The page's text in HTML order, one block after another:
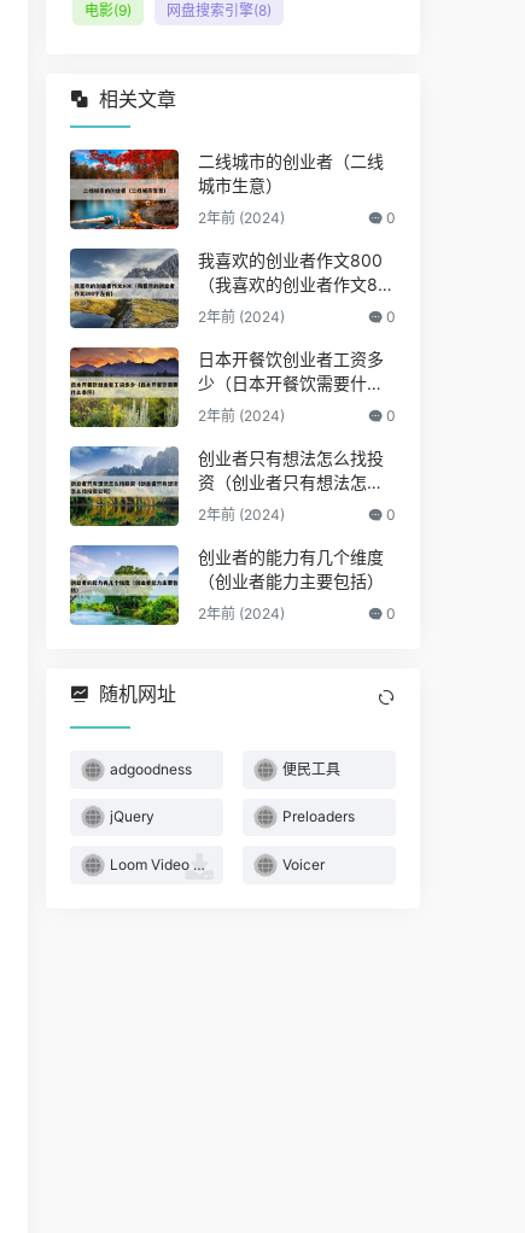
电影(9) 网盘搜索引擎(8)
相关文章
二线城市的创业者（二线
城市生意）
2年前 (2024) 0
我喜欢的创业者作文800
（我喜欢的创业者作文80
0字左右）
2年前 (2024) 0
日本开餐饮创业者工资多
少（日本开餐饮需要什么
条件）
2年前 (2024) 0
创业者只有想法怎么找投
资（创业者只有想法怎么
找投资公司）
2年前 (2024) 0
创业者的能力有几个维度
（创业者能力主要包括）
2年前 (2024) 0
随机网址
adgoodness 便民工具
jQuery Preloaders
Loom Video Recorder 网页视频录制 Voicer